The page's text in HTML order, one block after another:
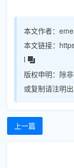
本文作者：
本文链接：
l
版权申明： 除
或复制请注明出
上一篇